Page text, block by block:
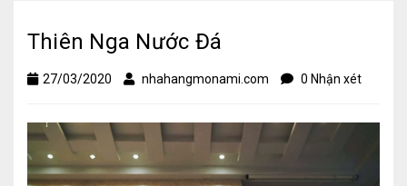
Thiên Nga Nước Đá
27/03/2020 nhahangmonami.com 0 Nhận xét